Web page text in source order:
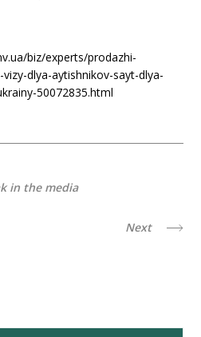
biz/experts/prodazhi-
dlya-aytishnikov-sayt-dlya-
50072835.html
in the media
Next